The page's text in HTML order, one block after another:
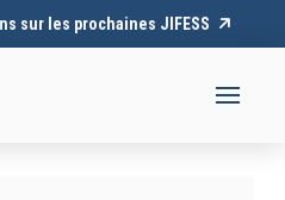
sur les prochaines JIFESS